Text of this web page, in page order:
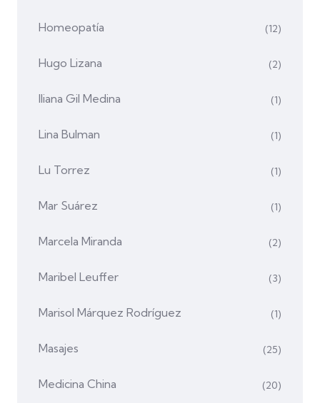
Homeopatía (12)
Hugo Lizana (2)
Iliana Gil Medina (1)
Lina Bulman (1)
Lu Torrez (1)
Mar Suárez (1)
Marcela Miranda (2)
Maribel Leuffer (3)
Marisol Márquez Rodríguez (1)
Masajes (25)
Medicina China (20)